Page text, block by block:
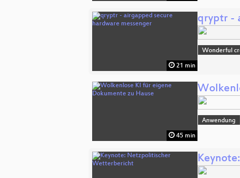
21 min
qryptr -
Wonderful
45 min
Anwendung